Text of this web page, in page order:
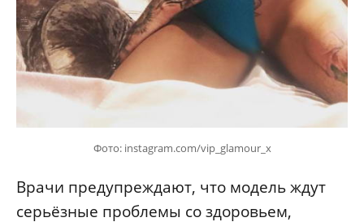
Фото: instagram.com/vip_glamour_x
Врачи предупреждают, что модель ждут
серьёзные проблемы со здоровьем,